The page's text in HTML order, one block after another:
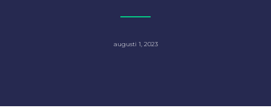
augusti 1, 2023